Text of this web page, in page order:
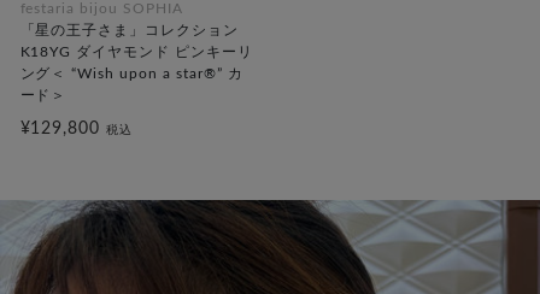
festaria bijou SOPHIA
「星の王子さま」コレクション
K18YG ダイヤモンド ピンキーリ
ング＜ “Wish upon a star®” カ
ード＞
¥129,800税込